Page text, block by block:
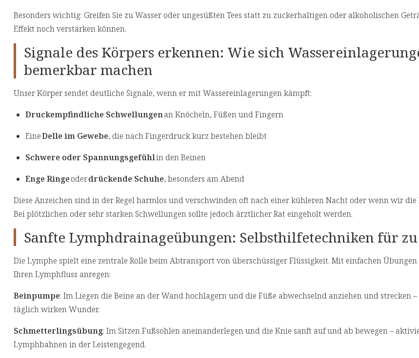
Besonders wichtig: Greifen Sie zu Wasser oder ungesüßten Tees statt zu zuckerhaltigen oder alkoholischen
Effekt noch verstärken können.
Signale des Körpers erkennen: Wie sich
bemerkbar machen
Unser Körper sendet deutliche Signale, wenn er mit Wassereinlagerungen kämpft:
Druckempfindliche Schwellungenan Knöcheln, Füßen und Fingern
EineDelle im Gewebe, die nach Fingerdruck kurz bestehen bleibt
Schwere oder Spannungsgefühlin den Beinen
Enge Ringeoderdrückende Schuhe, besonders am Abend
Diese Anzeichen sind in der Regel harmlos und verschwinden oft nach einer kühleren Nacht oder wenn wir die
Bei plötzlichen oder sehr starken Schwellungen sollte jedoch ärztlicher Rat eingeholt werden.
Sanfte Lymphdrainageübungen: Selbsthilfetechniken für zu
Die Lymphe spielt eine zentrale Rolle beim Abtransport von überschüssiger Flüssigkeit. Mit einfachen Übungen
Ihren Lymphfluss anregen:
Beinpumpe: Im Liegen die Beine an der Wand hochlagern und die Füße abwechselnd anziehen und strecken
täglich wirken Wunder.
Schmetterlingsübung: Im Sitzen Fußsohlen aneinanderlegen und die Knie sanft auf und ab bewegen –
Lymphbahnen in der Leistengegend.